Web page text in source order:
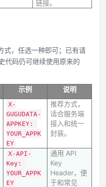
链接。
式，任选一种即可；已有请
代码仍可继续使用原来的
示例
说明
X-
GUGUDATA-
APPKEY:
YOUR_APPK
EY
推荐方式，
适合服务端
接入和统一
封装。
X-API-
Key:
YOUR_APPK
EY
通用 API
Key
Header，便
于和常见